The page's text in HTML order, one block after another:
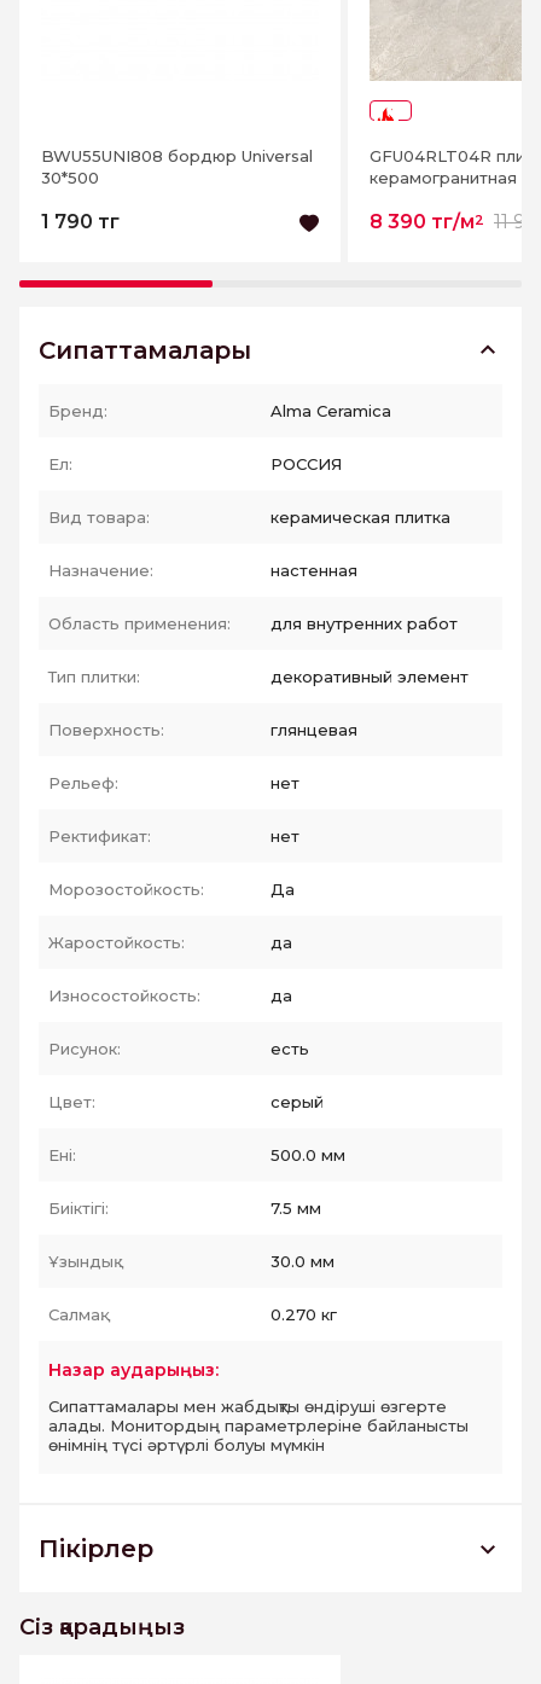
BWU55UNI808 бордюр Universal
30*500
1 790 тг
GFU04RLT04R
керамогранитная
8 390 тг/м2 11
Сипаттамалары
Бренд: Alma Ceramica
Ел: РОССИЯ
Вид товара: керамическая плитка
Назначение: настенная
Область применения: для внутренних работ
Тип плитки: декоративный элемент
Поверхность: глянцевая
Рельеф: нет
Ректификат: нет
Морозостойкость: Да
Жаростойкость: да
Износостойкость: да
Рисунок: есть
Цвет: серый
Ені: 500.0 мм
Биіктігі: 7.5 мм
Ұзындық : 30.0 мм
Салмақ: 0.270 кг
Назар аударыңыз:
Сипаттамалары мен жабдықты өндіруші өзгерте
алады. Монитордың параметрлеріне байланысты
өнімнің түсі әртүрлі болуы мүмкін
Пікірлер
Бұл тауарға әлі пікірлер жоқ. Бірінші болыңыз
Сіз қарадыңыз